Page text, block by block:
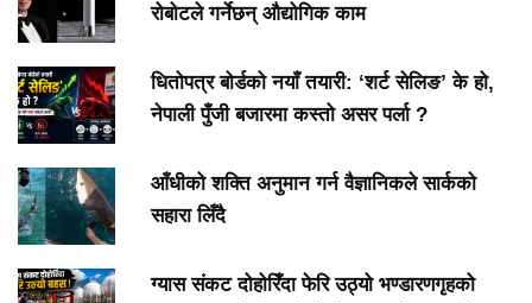
रोबोटले गर्नेछन् औद्योगिक काम
धितोपत्र बोर्डको नयाँ तयारी: ‘शर्ट सेलिङ’ के हो,
नेपाली पुँजी बजारमा कस्तो असर पर्ला ?
आँधीको शक्ति अनुमान गर्न वैज्ञानिकले सार्कको
सहारा लिँदै
ग्यास संकट दोहोरिँदा फेरि उठ्यो भण्डारणगृहको